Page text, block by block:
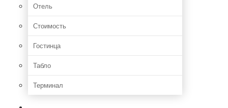
Отель
Стоимость
Гостинца
Табло
Терминал